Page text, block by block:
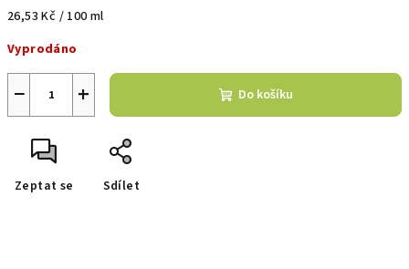
Měrná
26,53 Kč / 100 ml
Vyprodáno
+
− Do košíku
Zeptat se Sdílet